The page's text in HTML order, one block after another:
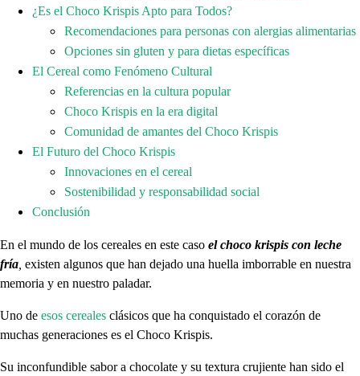
¿Es el Choco Krispis Apto para Todos?
Recomendaciones para personas con alergias alimentarias
Opciones sin gluten y para dietas específicas
El Cereal como Fenómeno Cultural
Referencias en la cultura popular
Choco Krispis en la era digital
Comunidad de amantes del Choco Krispis
El Futuro del Choco Krispis
Innovaciones en el cereal
Sostenibilidad y responsabilidad social
Conclusión
En el mundo de los cereales en este caso el choco krispis con leche
fría, existen algunos que han dejado una huella imborrable en nuestra
memoria y en nuestro paladar.
Uno de esos cereales clásicos que ha conquistado el corazón de
muchas generaciones es el Choco Krispis.
Su inconfundible sabor a chocolate y su textura crujiente han sido el